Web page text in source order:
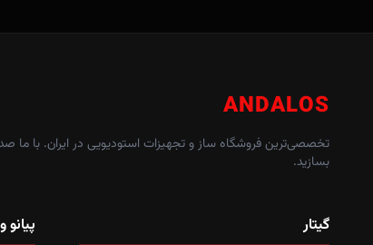
ANDALOS
تخصصی‌ترین فروشگاه ساز و تجهیزات استودیویی در ایران. با ما
بسازید.
گیتار پیانو